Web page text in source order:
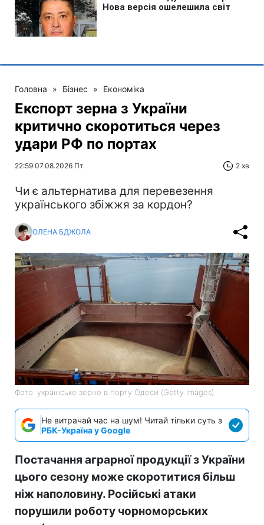
Головна » Бізнес » Економіка
Експорт зерна з України
критично скоротиться через
удари РФ по портах
22:59 07.08.2026 Пт 2 хв
Чи є альтернатива для перевезення
українського збіжжя за кордон?
ОЛЕНА БДЖОЛА
Фото: українське зерно в порту Одеси (Getty Images)
Не витрачай час на шум! Читай тільки суть з
РБК-Україна у Google
Постачання аграрної продукції з України
цього сезону може скоротитися більш
ніж наполовину. Російські атаки
порушили роботу чорноморських